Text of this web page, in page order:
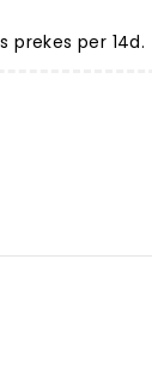
prekes per 14d.